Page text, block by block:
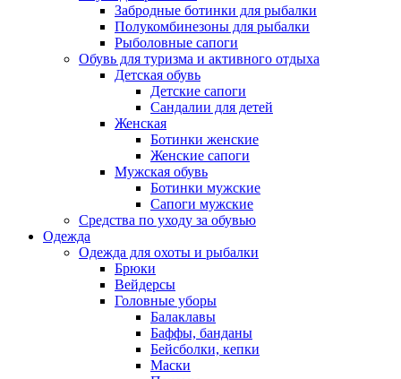
Забродные ботинки для рыбалки
Полукомбинезоны для рыбалки
Рыболовные сапоги
Обувь для туризма и активного отдыха
Детская обувь
Детские сапоги
Сандалии для детей
Женская
Ботинки женские
Женские сапоги
Мужская обувь
Ботинки мужские
Сапоги мужские
Средства по уходу за обувью
Одежда
Одежда для охоты и рыбалки
Брюки
Вейдерсы
Головные уборы
Балаклавы
Баффы, банданы
Бейсболки, кепки
Маски